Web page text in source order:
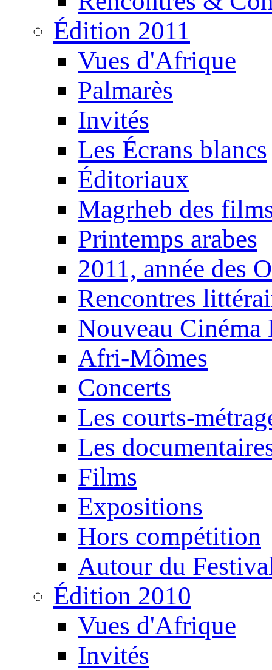
Édition 2011
Vues d'Afrique
Palmarès
Invités
Les Écrans blancs
Éditoriaux
Magrheb des
Printemps arabes
2011, année des
Rencontres
Nouveau Cinéma
Afri-Mômes
Concerts
Les courts-
Les
Films
Expositions
Hors compétition
Autour du
Édition 2010
Vues d'Afrique
Invités